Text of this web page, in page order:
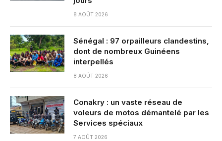
8 AOÛT 2026
Sénégal : 97 orpailleurs clandestins,
dont de nombreux Guinéens
interpellés
8 AOÛT 2026
Conakry : un vaste réseau de
voleurs de motos démantelé par les
Services spéciaux
7 AOÛT 2026